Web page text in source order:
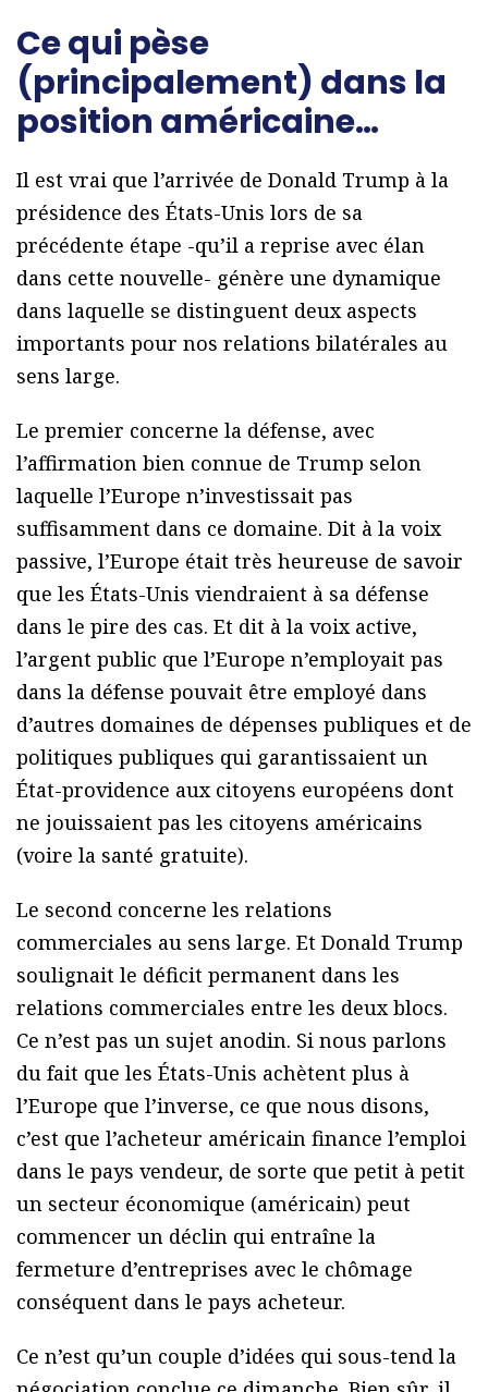
Ce qui pèse
(principalement) dans la
position américaine…
Il est vrai que l’arrivée de Donald Trump à la
présidence des États-Unis lors de sa
précédente étape -qu’il a reprise avec élan
dans cette nouvelle- génère une dynamique
dans laquelle se distinguent deux aspects
importants pour nos relations bilatérales au
sens large.
Le premier concerne la défense, avec
l’affirmation bien connue de Trump selon
laquelle l’Europe n’investissait pas
suffisamment dans ce domaine. Dit à la voix
passive, l’Europe était très heureuse de savoir
que les États-Unis viendraient à sa défense
dans le pire des cas. Et dit à la voix active,
l’argent public que l’Europe n’employait pas
dans la défense pouvait être employé dans
d’autres domaines de dépenses publiques et de
politiques publiques qui garantissaient un
État-providence aux citoyens européens dont
ne jouissaient pas les citoyens américains
(voire la santé gratuite).
Le second concerne les relations
commerciales au sens large. Et Donald Trump
soulignait le déficit permanent dans les
relations commerciales entre les deux blocs.
Ce n’est pas un sujet anodin. Si nous parlons
du fait que les États-Unis achètent plus à
l’Europe que l’inverse, ce que nous disons,
c’est que l’acheteur américain finance l’emploi
dans le pays vendeur, de sorte que petit à petit
un secteur économique (américain) peut
commencer un déclin qui entraîne la
fermeture d’entreprises avec le chômage
conséquent dans le pays acheteur.
Ce n’est qu’un couple d’idées qui sous-tend la